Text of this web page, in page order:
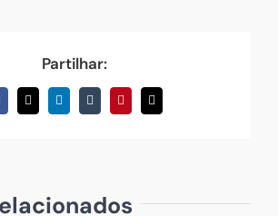
Partilhar:
X LinkedInTumblrPinterestEmail
(necessário